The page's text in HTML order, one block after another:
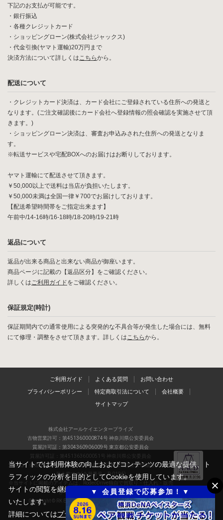
下記のお支払が可能です。
・銀行振込
・各種クレジットカード
・ショッピングローン(株式会社ジャックス)
・代金引換(ヤマト運輸)20万円まで
決済方法について詳しくはこちらから。
配送について
・クレジットカード決済は、カード会社にご登録されている住所への発送と
なります。(ご注文確認後にカード会社へ登録情報の照会確認を実施させて頂
きます。)
・ショッピングローン決済は、審査お申込みされた住所への発送となりま
す。
※転送サービスや宅配BOXへのお届けはお断りしております。
ヤマト運輸にて配送させて頂きます。
￥50,000以上で送料は当店が負担いたします。
￥50,000未満は全国一律￥700でお届けしております。
【配送希望時間帯をご指定出来ます】
午前中/14-16時/16-18時/18-20時/19-21時
返品について
返品が出来る商品と出来ない商品が御座います。
商品ページに記載の【返品区分】をご確認ください。
詳しくはご利用ガイドをご確認ください。
保証規定(時計)
保証期間内での通常使用による突発的な不具合等が発生した場合には、無料
にて修理・調整をさせて頂きます。詳しくはこちらから。
ご利用ガイド よくある質問 お問い合わせ
プライバシーポリシー 特定商取引法について 会社概要
サイトマップ
株式会社アールケイエンタープライズ
古物営業許可：第451360000874号 神奈川県公安委員会
質屋許可証：第304360906009号 東京都公安委員会
質屋許可証：第451363600051号 神奈川県公安委員会
当店は、偽造品の流通防止を目指すAACD(日本流通自主管理協会)の正会
員企業です(会員番号：R-0196)
※当サイトに掲載のアイテムは、RodeoDrive独自で買取り・仕入れ・販売
しているアイテムの一例です
Copyright © RK ENTERPRISE co.,ltd All Rights Reserved.
当サイトでは利用体験の向上およびコンテンツの最適な提供、ト
ラフィックの分析を目的としてCookieを使用しています。
サイトの閲覧を継続された場合、Cookieの利用に同意したものと
いたします。
詳細についてはプライバシーポリシーをご確認ください。
▼ 会員登録で応募参加！▼